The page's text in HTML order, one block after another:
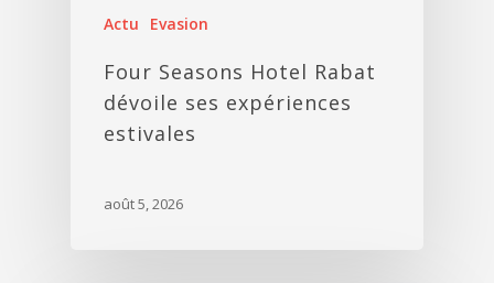
Actu Evasion
Four Seasons Hotel Rabat
dévoile ses expériences
estivales
août 5, 2026